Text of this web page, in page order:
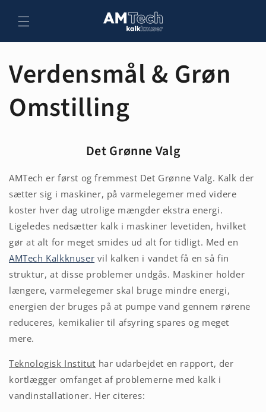
content
Verdensmål & Grøn
Omstilling
Det Grønne Valg
AMTech er først og fremmest Det Grønne Valg. Kalk der
sætter sig i maskiner, på varmelegemer med videre
koster hver dag utrolige mængder ekstra energi.
Ligeledes nedsætter kalk i maskiner levetiden, hvilket
gør at alt for meget smides ud alt for tidligt. Med en
AMTech Kalkknuser vil kalken i vandet få en så fin
struktur, at disse problemer undgås. Maskiner holder
længere, varmelegemer skal bruge mindre energi,
energien der bruges på at pumpe vand gennem rørene
reduceres, kemikalier til afsyring spares og meget
mere.
Teknologisk Institut har udarbejdet en rapport, der
kortlægger omfanget af problemerne med kalk i
vandinstallationer. Her citeres: